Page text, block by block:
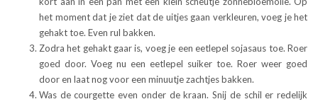
het moment dat je ziet dat de uitjes gaan verkleuren, voeg je het
gehakt toe. Even rul bakken.
Zodra het gehakt gaar is, voeg je een eetlepel sojasaus toe. Roer
goed door. Voeg nu een eetlepel suiker toe. Roer weer goed
door en laat nog voor een minuutje zachtjes bakken.
Was de courgette even onder de kraan. Snij de schil er redelijk